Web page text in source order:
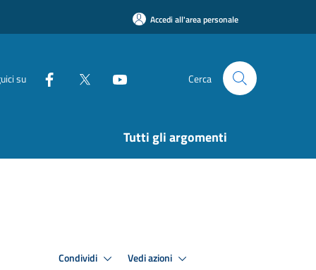
Accedi all'area personale
su Cerca
Tutti gli argomenti
Condividi Vedi azioni